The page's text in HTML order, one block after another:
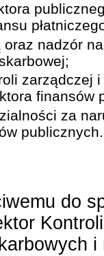
oraz nadzór
zarządczej
finansów
za
publicznych.
do